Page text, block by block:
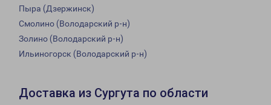
Пыра (Дзержинск)
Смолино (Володарский р-н)
Золино (Володарский р-н)
Ильиногорск (Володарский р-н)
Доставка из Сургута по области